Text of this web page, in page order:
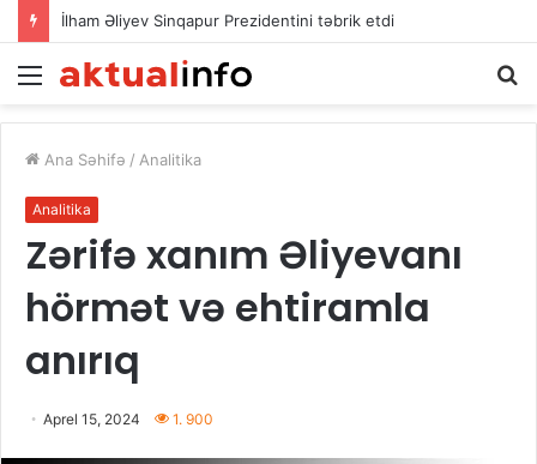
İlham Əliyev Sinqapur Prezidentini təbrik etdi
Menu
Ana Səhifə / Analitika
Analitika
Zərifə xanım Əliyevanı
hörmət və ehtiramla
anırıq
Aprel 15, 2024 1. 900